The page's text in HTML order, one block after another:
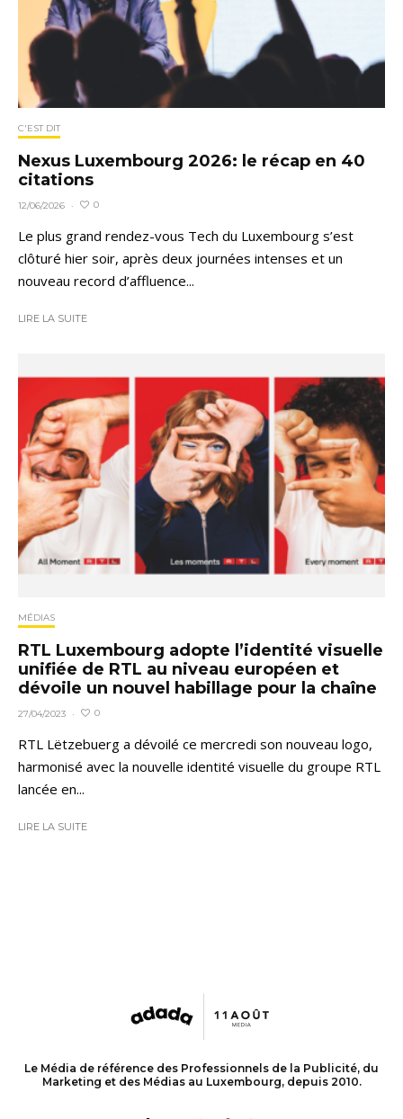
C'EST DIT
Nexus Luxembourg 2026: le récap en 40
citations
12/06/2026 · 0
Le plus grand rendez-vous Tech du Luxembourg s’est
clôturé hier soir, après deux journées intenses et un
nouveau record d’affluence...
LIRE LA SUITE
MÉDIAS
RTL Luxembourg adopte l’identité visuelle
unifiée de RTL au niveau européen et
dévoile un nouvel habillage pour la chaîne
27/04/2023 · 0
RTL Lëtzebuerg a dévoilé ce mercredi son nouveau logo,
harmonisé avec la nouvelle identité visuelle du groupe RTL
lancée en...
LIRE LA SUITE
Le Média de référence des Professionnels de la Publicité, du
Marketing et des Médias au Luxembourg, depuis 2010.